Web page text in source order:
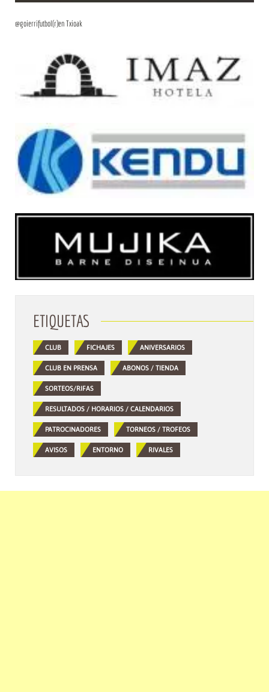
@goierrifutbol(r)en Txioak
ETIQUETAS
CLUB FICHAJES ANIVERSARIOS
CLUB EN PRENSA ABONOS / TIENDA
SORTEOS/RIFAS
RESULTADOS / HORARIOS / CALENDARIOS
PATROCINADORES TORNEOS / TROFEOS
AVISOS ENTORNO RIVALES